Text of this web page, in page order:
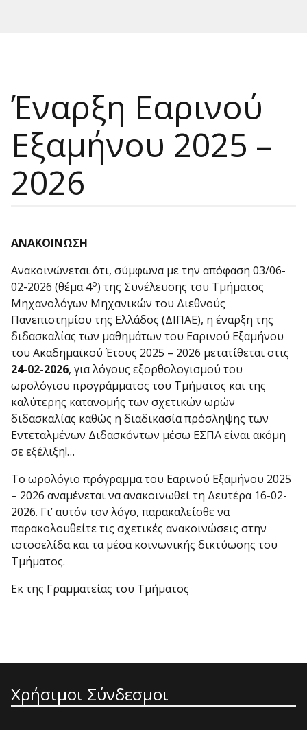
Έναρξη Εαρινού
Εξαμήνου 2025 –
2026
ΑΝΑΚΟΙΝΩΣΗ
Ανακοινώνεται ότι, σύμφωνα με την απόφαση 03/06-
02-2026 (θέμα 4ο) της Συνέλευσης του Τμήματος
Μηχανολόγων Μηχανικών του Διεθνούς
Πανεπιστημίου της Ελλάδος (ΔΙΠΑΕ), η έναρξη της
διδασκαλίας των μαθημάτων του Εαρινού Εξαμήνου
του Ακαδημαϊκού Έτους 2025 – 2026 μετατίθεται στις
24-02-2026, για λόγους εξορθολογισμού του
ωρολόγιου προγράμματος του Τμήματος και της
καλύτερης κατανομής των σχετικών ωρών
διδασκαλίας καθώς η διαδικασία πρόσληψης των
Εντεταλμένων Διδασκόντων μέσω ΕΣΠΑ είναι ακόμη
σε εξέλιξη!…
Το ωρολόγιο πρόγραμμα του Εαρινού Εξαμήνου 2025
– 2026 αναμένεται να ανακοινωθεί τη Δευτέρα 16-02-
2026. Γι’ αυτόν τον λόγο, παρακαλείσθε να
παρακολουθείτε τις σχετικές ανακοινώσεις στην
ιστοσελίδα και τα μέσα κοινωνικής δικτύωσης του
Τμήματος.
Εκ της Γραμματείας του Τμήματος
Χρήσιμοι Σύνδεσμοι